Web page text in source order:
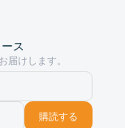
ス
届けします。
購読する